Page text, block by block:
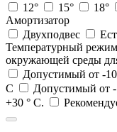
12°
15° 18°
Амортизатор
Двухподвес
Температурный режим
окружающей среды
Допустимый от -
С
Допустимый от
+30 ° С.